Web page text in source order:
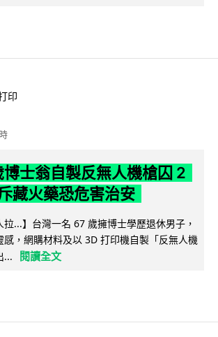
印
博士翁自製反無人機槍囚 2
藏火藥恐危害治安
拉...】台灣一名 67 歲擁博士學歷退休男子，
感，網購材料及以 3D 打印機自製「反無人機
...
閱讀全文